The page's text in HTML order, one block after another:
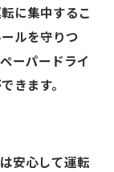
に集中するこ
ルを守りつ
ーパードライ
きます。
安心して運転